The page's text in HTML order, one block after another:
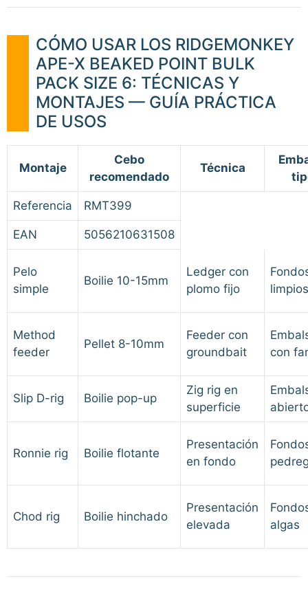
CÓMO USAR LOS RIDGEMONKEY
APE-X BEAKED POINT BULK
PACK SIZE 6: TÉCNICAS Y
MONTAJES — GUÍA PRÁCTICA
DE USOS
Referencia RMT399
EAN 5056210631508
Montaje
Cebo
recomendado
Técnica
Pelo
simple
Boilie 10-15mm
Ledger con
plomo fijo
limpios
Method
feeder
Pellet 8-10mm
Feeder con
groundbait
con
Slip D-rig Boilie pop-up
Zig rig en
superficie
Ronnie rig Boilie flotante
Presentación
en fondo
Chod rig Boilie hinchado
Presentación
elevada
algas